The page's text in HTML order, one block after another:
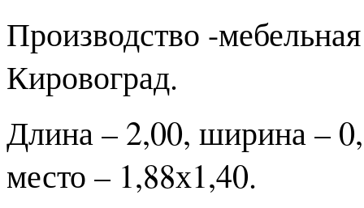
Производство -
Кировоград.
Длина – 2,00, ширина –
место – 1,88х1,40.